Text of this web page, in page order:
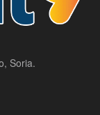
Soria.